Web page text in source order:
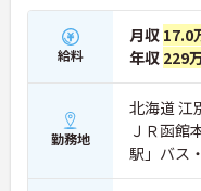
給料
月収 17.0
年収 229
勤務地
北海道 江
ＪＲ函館
駅」バス